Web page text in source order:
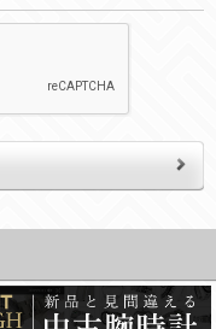
・EVERYBODY×PHOTOGRAPHER.comのフォトシェアリングサービス運営のため
(4)国の機関若しくは地方公共団体又はその委託を受けた者が法令の定める事務を遂行することに対して協力する必要がある場合であって、本人の同意を得ることにより当該事務の遂行に支障を及ぼすおそれがあるとき。
2) ユーザーが本サイト内で第三者のユーザーID、パスワード、メールアドレス及びこれに伴う個人情報を知り得た場合には、速やかに弊社に届け出るものとします。
(2) ユーザーから寄せられた情報を、ユーザーの個人情報を表示せずに開示する場合。
(3) ユーザーが個人情報の開示について同意している場合。